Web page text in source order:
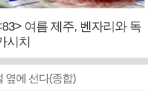
여름 제주, 벤자리와 독
시치
옆에 선다(종합)